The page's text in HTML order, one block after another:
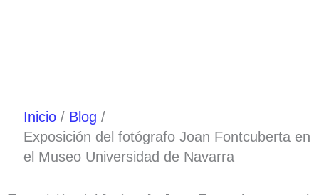
Inicio
Blog
Exposición del fotógrafo Joan Fontcuberta en
el Museo Universidad de Navarra